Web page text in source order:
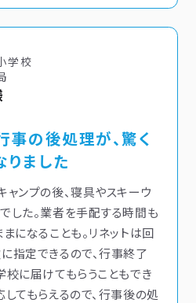
学校
事の後処理が、驚く
りました
ンプの後、寝具やスキーウ
した。業者を手配する時間も
になることも。リネットは回
指定できるので、行事終了
に届けてもらうこともでき
てもらえるので、行事後の処